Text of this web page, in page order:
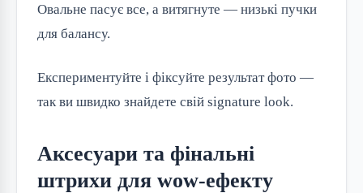
Овальне пасує все, а витягнуте — низькі пучки
для балансу.
Експериментуйте і фіксуйте результат фото —
так ви швидко знайдете свій signature look.
Аксесуари та фінальні
штрихи для wow-ефекту